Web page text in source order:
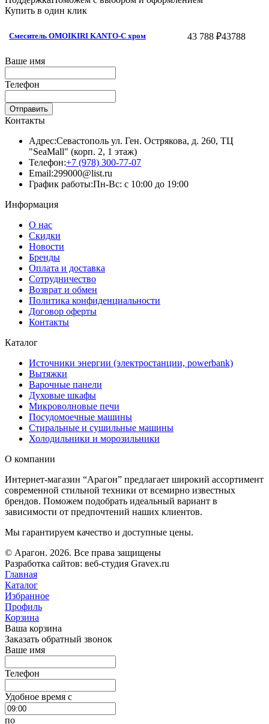
Купить в один клик
Смеситель OMOIKIRI KANTO-C хром 43 788 ₽43788
Ваше имя
Телефон
Отправить
Контакты
Адрес:Севастополь ул. Ген. Острякова, д. 260, ТЦ
"SeaMall" (корп. 2, 1 этаж)
Телефон:+7 (978) 300-77-07
Email:299000@list.ru
График работы:Пн-Вс: с 10:00 до 19:00
Информация
О нас
Скидки
Новости
Бренды
Оплата и доставка
Сотрудничество
Возврат и обмен
Политика конфиденциальности
Договор оферты
Контакты
Каталог
Источники энергии (электростанции, powerbank)
Вытяжки
Варочные панели
Духовые шкафы
Микроволновые печи
Посудомоечные машины
Стиральные и сушильные машины
Холодильники и морозильники
О компании
Интернет-магазин “Арагон” предлагает широкий ассортимент
современной стильной техники от всемирно известных
брендов. Поможем подобрать идеальный вариант в
зависимости от предпочтений наших клиентов.
Мы гарантируем качество и доступные цены.
© Арагон. 2026. Все права защищены
Разработка сайтов: веб-студия Gravex.ru
Главная
Каталог
Избранное
Профиль
Корзина
Ваша корзина
Заказать обратный звонок
Ваше имя
Телефон
Удобное время c
по